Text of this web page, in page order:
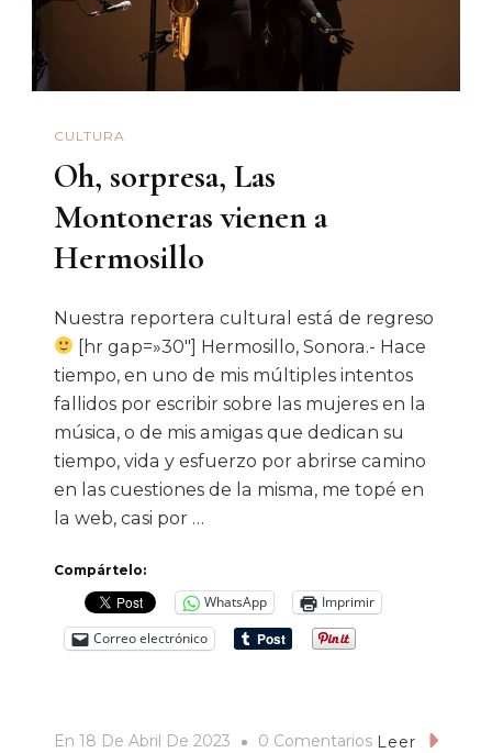
Vidas
CULTURA
Oh, sorpresa, Las
Montoneras vienen a
Hermosillo
Nuestra reportera cultural está de regreso
[hr gap=»30″] Hermosillo, Sonora.- Hace
tiempo, en uno de mis múltiples intentos
fallidos por escribir sobre las mujeres en la
música, o de mis amigas que dedican su
tiempo, vida y esfuerzo por abrirse camino
en las cuestiones de la misma, me topé en
la web, casi por …
Compártelo:
WhatsApp
Imprimir
Correo electrónico
En 18 De Abril De 2023 0 ComentariosEn
Leer